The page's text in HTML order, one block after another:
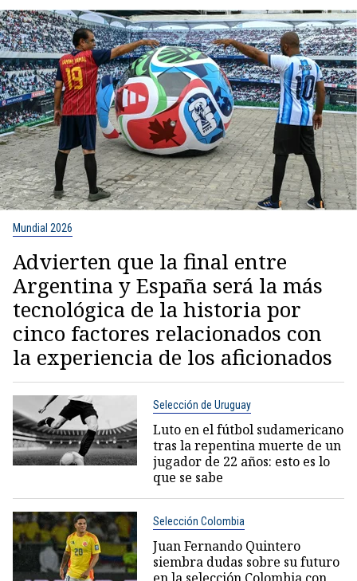
Mundial 2026
Advierten que la final entre
Argentina y España será la más
tecnológica de la historia por
cinco factores relacionados con
la experiencia de los aficionados
Selección de Uruguay
Luto en el fútbol sudamericano
tras la repentina muerte de un
jugador de 22 años: esto es lo
que se sabe
Selección Colombia
Juan Fernando Quintero
siembra dudas sobre su futuro
en la selección Colombia con